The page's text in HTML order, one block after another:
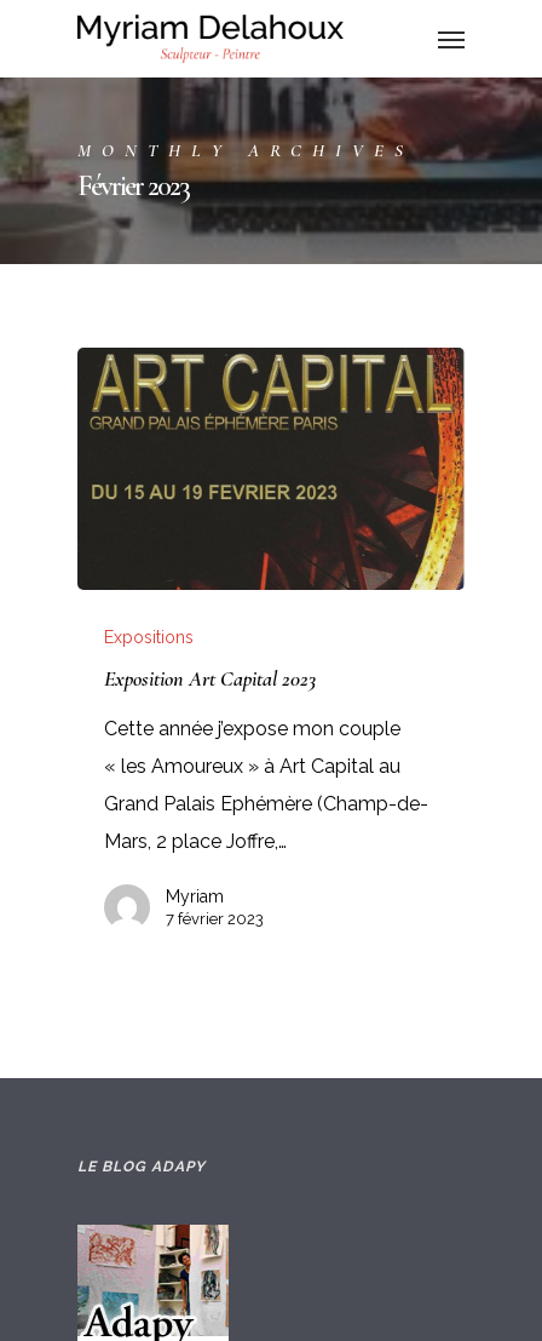
MONTHLY ARCHIVES
Février 2023
Expositions
Exposition Art Capital 2023
Cette année j’expose mon couple
« les Amoureux » à Art Capital au
Grand Palais Ephémère (Champ-de-
Mars, 2 place Joffre,…
Myriam
7 février 2023
LE BLOG ADAPY